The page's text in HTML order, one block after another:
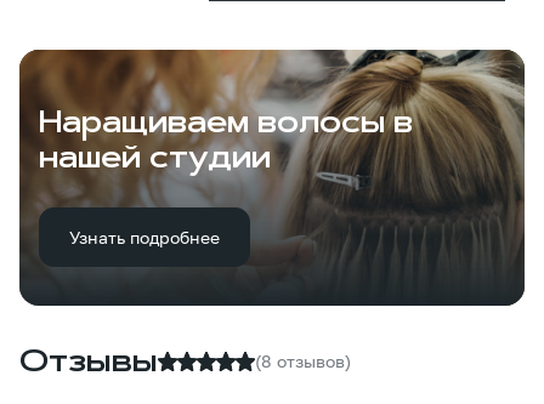
Наращиваем волосы в
нашей студии
Узнать подробнее
Отзывы (8 отзывов)